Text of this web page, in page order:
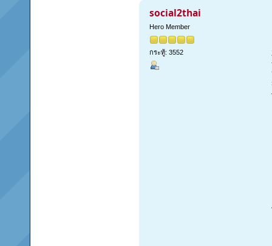
social2thai
Hero Member
กระทู้: 3552